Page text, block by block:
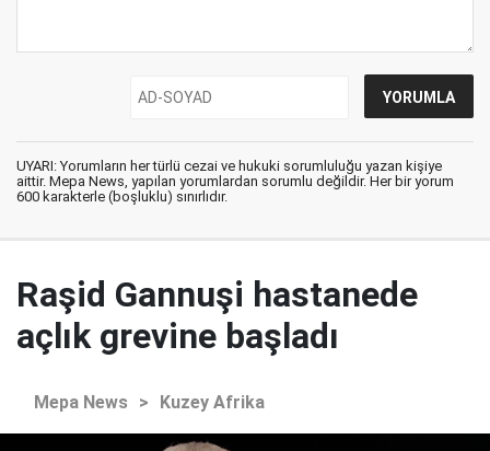
UYARI: Yorumların her türlü cezai ve hukuki sorumluluğu yazan kişiye
aittir. Mepa News, yapılan yorumlardan sorumlu değildir. Her bir yorum
600 karakterle (boşluklu) sınırlıdır.
Raşid Gannuşi hastanede
açlık grevine başladı
Mepa News > Kuzey Afrika